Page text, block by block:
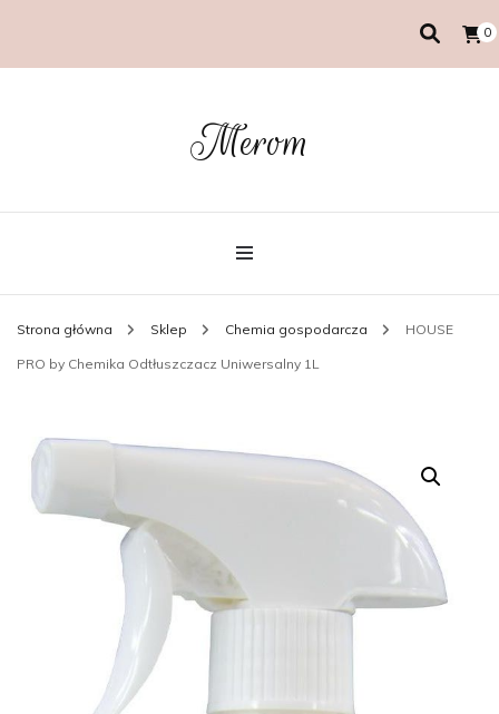
0
Merom
Strona główna Sklep Chemia gospodarcza HOUSE
PRO by Chemika Odtłuszczacz Uniwersalny 1L